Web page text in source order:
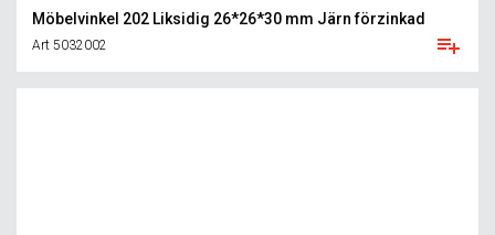
Möbelvinkel 202 Liksidig 26*26*30 mm Järn förzinkad
Art 5032002